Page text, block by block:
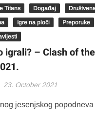
Titans Događaj
Igre na ploči Preporuke
igrali? – Clash of
23. October 2021
jesenjskog